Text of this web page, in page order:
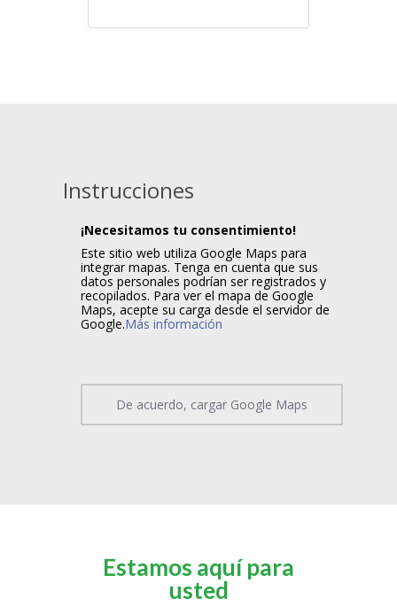
Estamos aquí para
usted
Instrucciones
¡Necesitamos tu consentimiento!
Este sitio web utiliza Google Maps para
integrar mapas. Tenga en cuenta que sus
datos personales podrían ser registrados y
recopilados. Para ver el mapa de Google
Maps, acepte su carga desde el servidor de
Google.Más información
De acuerdo, cargar Google Maps